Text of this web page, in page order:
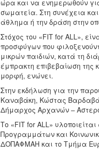
ώρα και να ενημερωθούν
σωματεία. Στη συνέχεια
άθλημα ή την δράση στην
Στόχος του «FIT for ALL»,
προσφύγων που
μικρών παιδιών, κατά τη
έμπρακτη επιβεβαίωση της
μορφή, ενώνει.
Στην εκδήλωση για την
Καναβάκη, Κώστας
Δήμαρχος Αρχανών –
Το «FIT for ALL»
Προγραμμάτων και
ΔΟΠΑΦΜΑΗ και το Τμήμα